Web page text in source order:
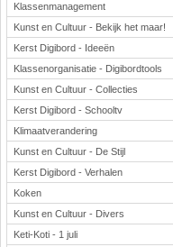
Klassenmanagement
Kunst en Cultuur - Bekijk het maar!
Kerst Digibord - Ideeën
Klassenorganisatie - Digibordtools
Kunst en Cultuur - Collecties
Kerst Digibord - Schooltv
Klimaatverandering
Kunst en Cultuur - De Stijl
Kerst Digibord - Verhalen
Koken
Kunst en Cultuur - Divers
Keti-Koti - 1 juli